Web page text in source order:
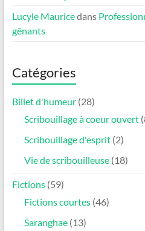
Lucyle Mauricedans
gênants
Catégories
Billet d'humeur(28)
Scribouillage à coeur ouvert
Scribouillage d'esprit(2)
Vie de scribouilleuse(18)
Fictions(59)
Fictions courtes(46)
Saranghae(13)